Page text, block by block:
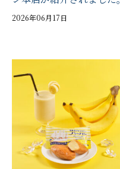
2026年06月17日